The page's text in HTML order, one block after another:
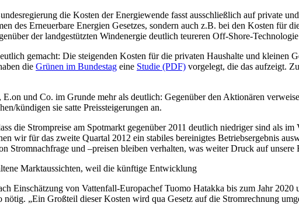
die Kosten der Energiewende fasst ausschließlich auf private
des Erneuerbare Energien Gesetzes, sondern auch z.B. bei den Kosten
der landgestützten Windenergie deutlich teureren Off-Shore-
gemacht: Die steigenden Kosten für die privaten Haushalte und kleinen
die Grünen im Bundestag eine Studie (PDF) vorgelegt, die das aufzeigt.
und Co. im Grunde mehr als deutlich: Gegenüber den Aktionären
kündigen sie satte Preissteigerungen an.
die Strompreise am Spotmarkt gegenüber 2011 deutlich niedriger sind als
wir für das zweite Quartal 2012 ein stabiles bereinigtes Betriebsergebnis
Stromnachfrage und –preisen bleiben verhalten, was weiter Druck auf
Marktaussichten, weil die künftige Entwicklung
Einschätzung von Vattenfall-Europachef Tuomo Hatakka bis zum Jahr
„Ein Großteil dieser Kosten wird qua Gesetz auf die Stromrechnung